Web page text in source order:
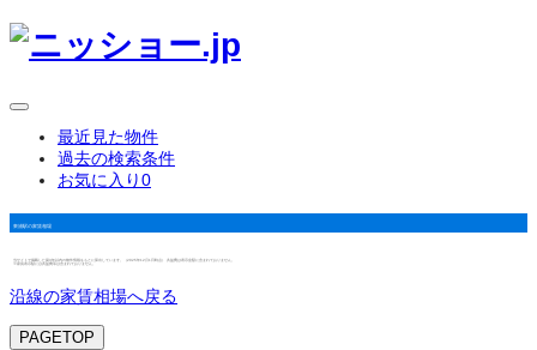
最近見た物件
過去の検索条件
お気に入り0
東浦駅の家賃相場
当サイトで掲載した築3年以内の物件情報をもとに算出しています。（2025年12月1日時点） 共益費は表示金額に含まれておりません。
※家賃表示額には共益費等は含まれておりません。
沿線の家賃相場へ戻る
PAGETOP